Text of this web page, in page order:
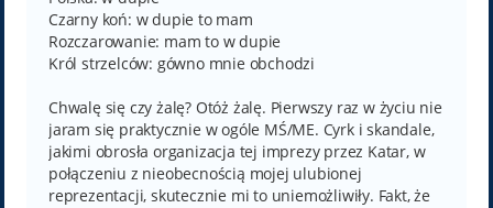
Czarny koń: w dupie to mam
Rozczarowanie: mam to w dupie
Król strzelców: gówno mnie obchodzi
Chwalę się czy żalę? Otóż żalę. Pierwszy raz w życiu nie
jaram się praktycznie w ogóle MŚ/ME. Cyrk i skandale,
jakimi obrosła organizacja tej imprezy przez Katar, w
połączeniu z nieobecnością mojej ulubionej
reprezentacji, skutecznie mi to uniemożliwiły. Fakt, że